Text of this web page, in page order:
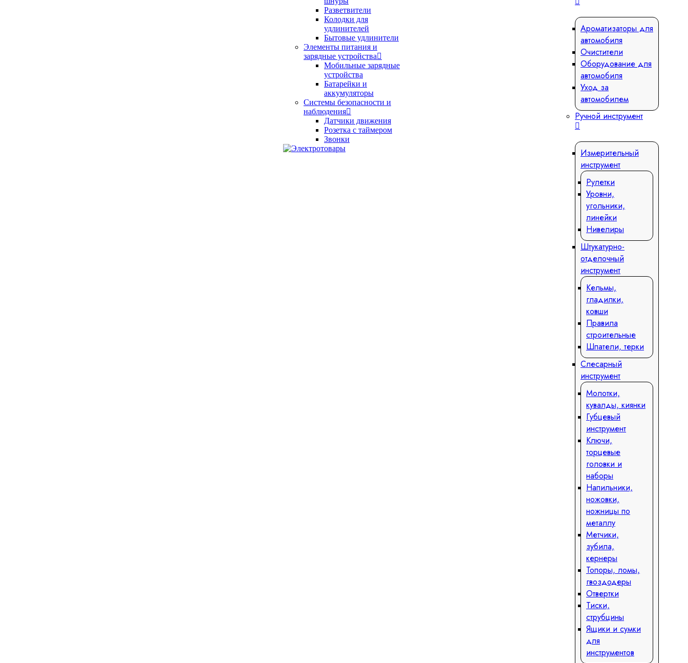
Разветвители
Колодки для
удлинителей
Бытовые удлинители
Элементы питания и
зарядные устройства
Мобильные зарядные
устройства
Батарейки и
аккумуляторы
Системы безопасности и
наблюдения
Датчики движения
Розетка с таймером
Звонки
Ароматизаторы для
автомобиля
Очистители
Оборудование для
автомобиля
Уход за
автомобилем
Ручной инструмент
Измерительный
инструмент
Рулетки
Уровни,
угольники,
линейки
Нивелиры
Штукатурно-
отделочный
инструмент
Кельмы,
гладилки,
ковши
Правила
строительные
Шпатели, терки
Слесарный
инструмент
Молотки,
кувалды, киянки
Губцевый
инструмент
Ключи,
торцевые
головки и
наборы
Напильники,
ножовки,
ножницы по
металлу
Метчики,
зубила,
кернеры
Топоры, ломы,
гвоздодеры
Отвертки
Тиски,
струбцины
Ящики и сумки
для
инструментов